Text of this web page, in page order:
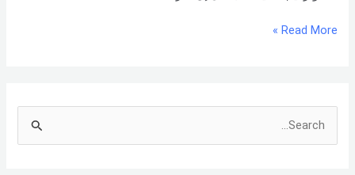
Read More »